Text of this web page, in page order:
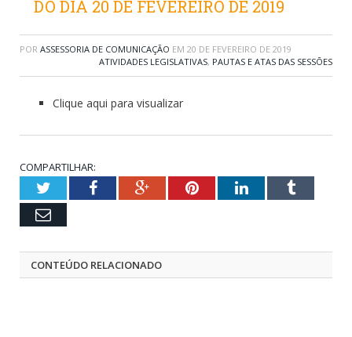
DO DIA 20 DE FEVEREIRO DE 2019
POR ASSESSORIA DE COMUNICAÇÃO EM 20 DE FEVEREIRO DE 2019
ATIVIDADES LEGISLATIVAS, PAUTAS E ATAS DAS SESSÕES
Clique aqui para visualizar
COMPARTILHAR:
TwitterFacebookGoogle+PinterestLinkedInTumblr
Email
CONTEÚDO RELACIONADO